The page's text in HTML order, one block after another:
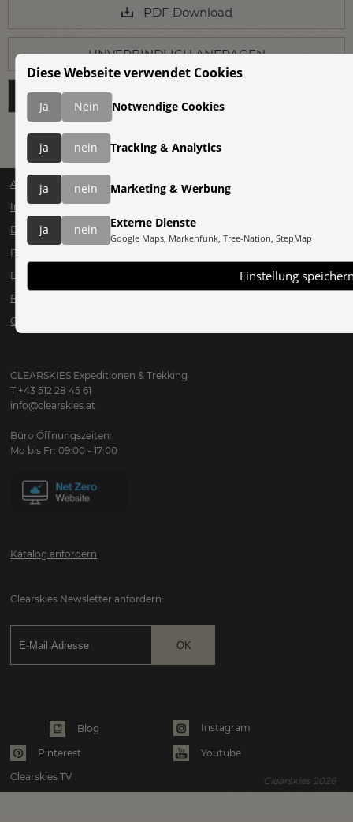
PDF Download
UNVERBINDLICH ANFRAGEN
AGB
Impressum
Datenschutz
Presse
Downloads
Reiselinks
Cookies
CLEARSKIES Expeditionen & Trekking
T +43 512 28 45 61
info@clearskies.at
Büro Öffnungszeiten:
Mo bis Fr: 09:00 - 17:00
Katalog anfordern
Clearskies Newsletter anfordern:
Blog Instagram
Pinterest
Youtube
Clearskies TV
Clearskies 2026
Diese Webseite verwendet Cookies
Ja Nein Notwendige Cookies
ja nein Tracking & Analytics
ja nein Marketing & Werbung
ja nein
Externe Dienste
Google Maps, Markenfunk, Tree-Nation, StepMap
Einstellung